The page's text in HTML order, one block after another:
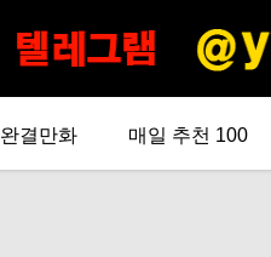
완결만화 매일 추천 100